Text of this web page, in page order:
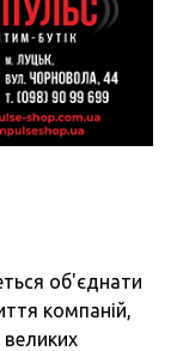
об'єднати
компаній,